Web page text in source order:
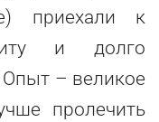
приехали к
и долго
– великое
пролечить